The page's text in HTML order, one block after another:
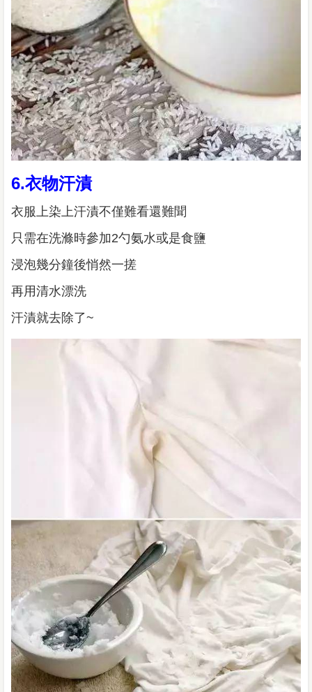
6.衣物汗漬
衣服上染上汗漬不僅難看還難聞
只需在洗滌時參加2勺氨水或是食鹽
浸泡幾分鐘後悄然一搓
再用清水漂洗
汗漬就去除了~